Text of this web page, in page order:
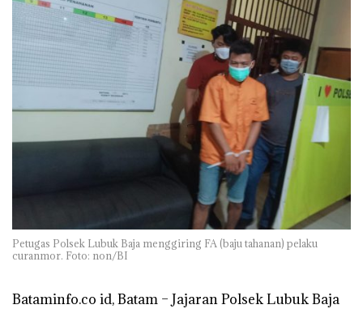
Petugas Polsek Lubuk Baja menggiring FA (baju tahanan) pelaku
curanmor. Foto: non/BI
Bataminfo.co id, Batam – Jajaran Polsek Lubuk Baja